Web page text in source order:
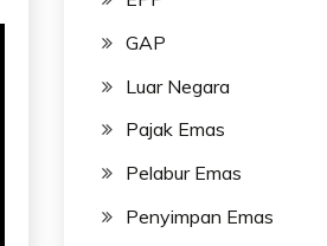
GAP
Luar Negara
Pajak Emas
Pelabur Emas
Penyimpan Emas